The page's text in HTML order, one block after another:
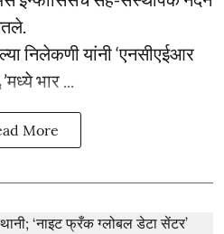
निलेकणी यांनी ‘एनसीएईआर
भार ...
More